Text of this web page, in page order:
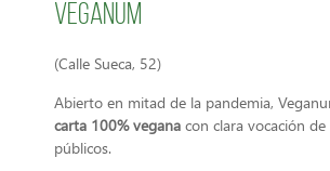
Veganum
(Calle Sueca, 52)
Abierto en mitad de la pandemia,
carta 100% vegana con clara vocación
públicos.